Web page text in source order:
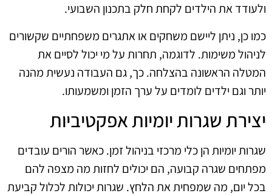
ולעודד את הילדים לקחת חלק בתכנון השבועי.
כמו כן, ניתן ליישם משחקים או אתגרים משפחתיים שקשורים
לניהול משימות. לדוגמה, תחרות על מי יכול לסיים את
המטלה הראשונה בהצלחה. כך, גם העבודה נעשית מהנה
יותר וגם ילדים לומדים על ערך הזמן ומשמעותו.
יצירת שגרות יומיות אפקטיביות
שגרות יומיות הן כלי מרכזי בניהול זמן. כאשר הורים עובדים
מפתחים שגרה קבועה, הם יכולים לחזות מה מצפה להם
בכל יום, מה שמפחית את הלחץ. שגרות יכולות לכלול קביעת